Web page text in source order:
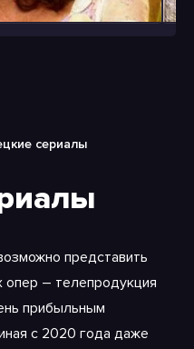
сериалы
представить
– телепродукция
прибыльным
с 2020 года даже